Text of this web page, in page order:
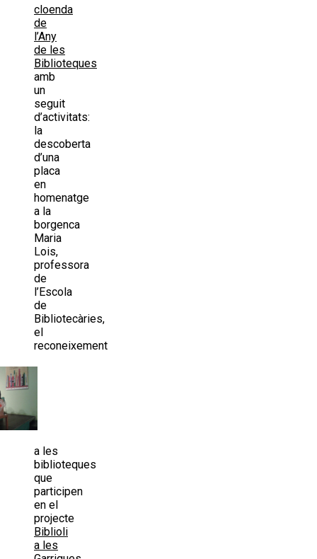
cloenda
de
l’Any
de les
Biblioteques
amb
un
seguit
d’activitats:
la
descoberta
d’una
placa
en
homenatge
a la
borgenca
Maria
Lois,
professora
de
l’Escola
de
Bibliotecàries,
el
reconeixement
a les
biblioteques
que
participen
en el
projecte
Biblioli
a les